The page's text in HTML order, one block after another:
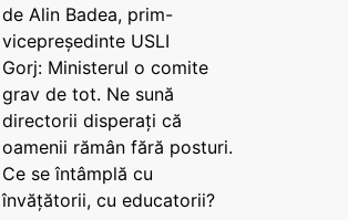
de Alin Badea, prim-
vicepreședinte USLI
Gorj: Ministerul o comite
grav de tot. Ne sună
directorii disperați că
oamenii rămân fără posturi.
Ce se întâmplă cu
învățătorii, cu educatorii?